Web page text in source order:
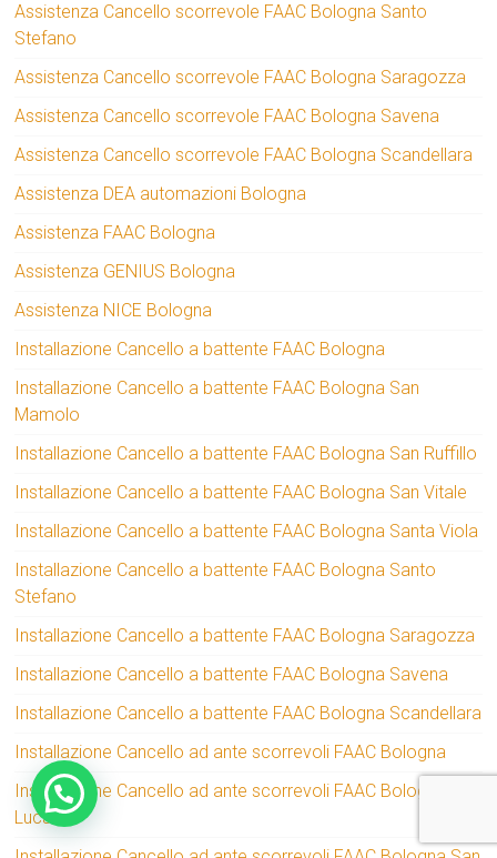
Assistenza Cancello scorrevole FAAC Bologna Santo
Stefano
Assistenza Cancello scorrevole FAAC Bologna Saragozza
Assistenza Cancello scorrevole FAAC Bologna Savena
Assistenza Cancello scorrevole FAAC Bologna Scandellara
Assistenza DEA automazioni Bologna
Assistenza FAAC Bologna
Assistenza GENIUS Bologna
Assistenza NICE Bologna
Installazione Cancello a battente FAAC Bologna
Installazione Cancello a battente FAAC Bologna San
Mamolo
Installazione Cancello a battente FAAC Bologna San Ruffillo
Installazione Cancello a battente FAAC Bologna San Vitale
Installazione Cancello a battente FAAC Bologna Santa Viola
Installazione Cancello a battente FAAC Bologna Santo
Stefano
Installazione Cancello a battente FAAC Bologna Saragozza
Installazione Cancello a battente FAAC Bologna Savena
Installazione Cancello a battente FAAC Bologna Scandellara
Installazione Cancello ad ante scorrevoli FAAC Bologna
Installazione Cancello ad ante scorrevoli FAAC Bologna San
Luca